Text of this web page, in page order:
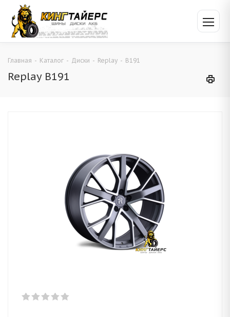
Главная - Каталог - Диски - Replay - B191
Replay B191